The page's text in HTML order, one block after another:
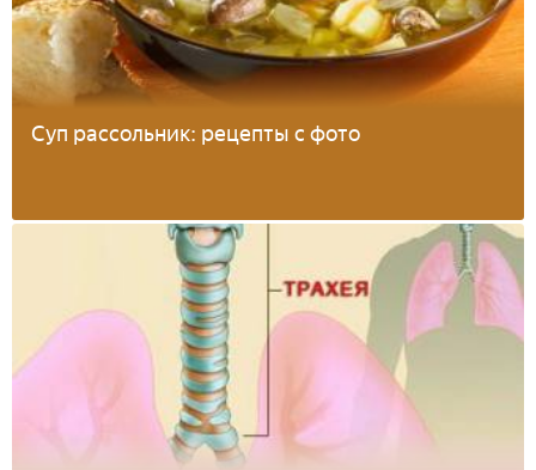
Суп рассольник: рецепты с фото